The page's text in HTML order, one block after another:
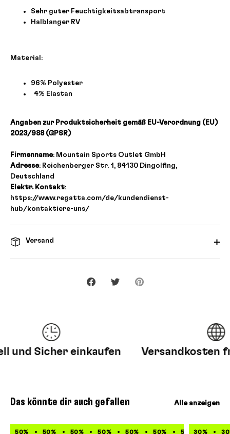
Sehr guter Feuchtigkeitsabtransport
Halblanger RV
Material:
96% Polyester
4% Elastan
Angaben zur Produktsicherheit gemäß EU-Verordnung (EU)
2023/988 (GPSR)
Firmenname: Mountain Sports Outlet GmbH
Adresse: Reichenberger Str. 1, 84130 Dingolfing,
Deutschland
Elektr. Kontakt:
https://www.regatta.com/de/kundendienst-
hub/kontaktiere-uns/
Versand
Teilen TwitternPinnen
Sicher einkaufen Versandkosten
Das könnte dir auch gefallen Alle anzeigen
50% 50% 50% 50% 50% 50% 50% 50%
30%